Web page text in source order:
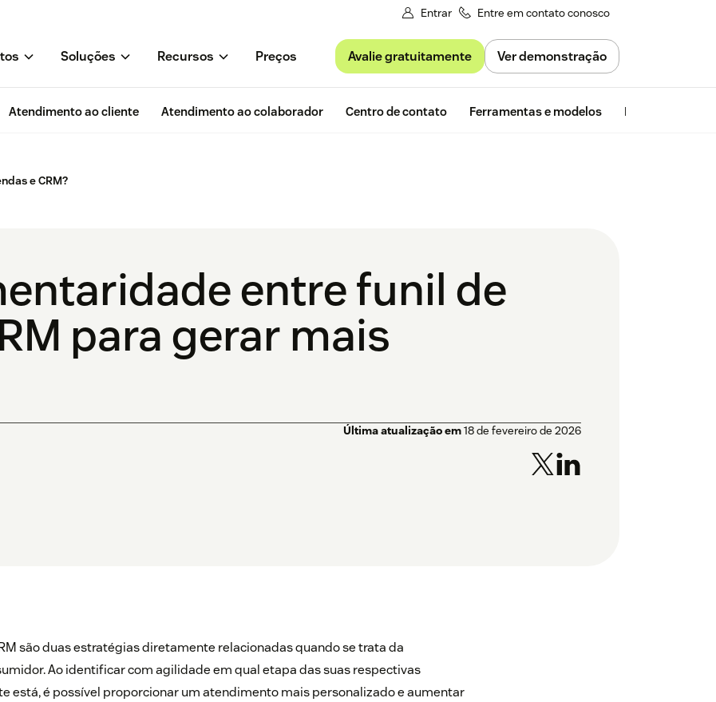
Entrar Entre em contato conosco
Soluções Recursos Preços Avalie gratuitamente Ver demonstração
Atendimento ao cliente Atendimento ao colaborador Centro de contato Ferramentas e modelos Insights da
e CRM?
entre funil de
para gerar mais
Última atualização em18 de fevereiro de 2026
são duas estratégias diretamente relacionadas quando se trata da
Ao identificar com agilidade em qual etapa das suas respectivas
está, é possível proporcionar um atendimento mais personalizado e aumentar